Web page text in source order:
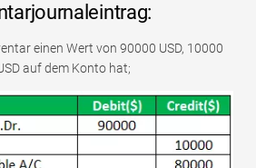
einen Wert von 90000 USD, 10000
auf dem Konto hat;